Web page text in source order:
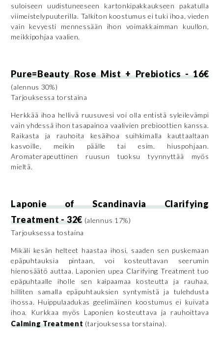
suloiseen uudistuneeseen kartonkipakkaukseen pakatulla
viimeistelypuuterilla. Talkiton koostumus ei tuki ihoa, vieden
vain kevyesti mennessään ihon voimakkaimman kuullon,
meikkipohjaa vaalien.
Pure=Beauty Rose Mist + Prebiotics - 16€
(alennus 30%)
Tarjouksessa torstaina
Herkkää ihoa hellivä ruusuvesi voi olla entistä syleilevämpi
vain yhdessä ihon tasapainoa vaalivien prebioottien kanssa.
Raikasta ja rauhoita kesäihoa suihkimalla kauttaaltaan
kasvoille, meikin päälle tai esim. hiuspohjaan.
Aromaterapeuttinen ruusun tuoksu tyynnyttää myös
mieltä.
Laponie of Scandinavia Clarifying
Treatment - 32€(alennus 17%)
Tarjouksessa tostaina
Mikäli kesän helteet haastaa ihosi, saaden sen puskemaan
epäpuhtauksia pintaan, voi kosteuttavan seerumin
hienosäätö auttaa. Laponien upea Clarifying Treatment tuo
epäpuhtaalle iholle sen kaipaamaa kosteutta ja rauhaa,
hilliten samalla epäpuhtauksien syntymistä ja tulehdusta
ihossa. Huippulaadukas geelimäinen koostumus ei kuivata
ihoa. Kurkkaa myös Laponien kosteuttava ja rauhoittava
Calming Treatment (tarjouksessa torstaina).